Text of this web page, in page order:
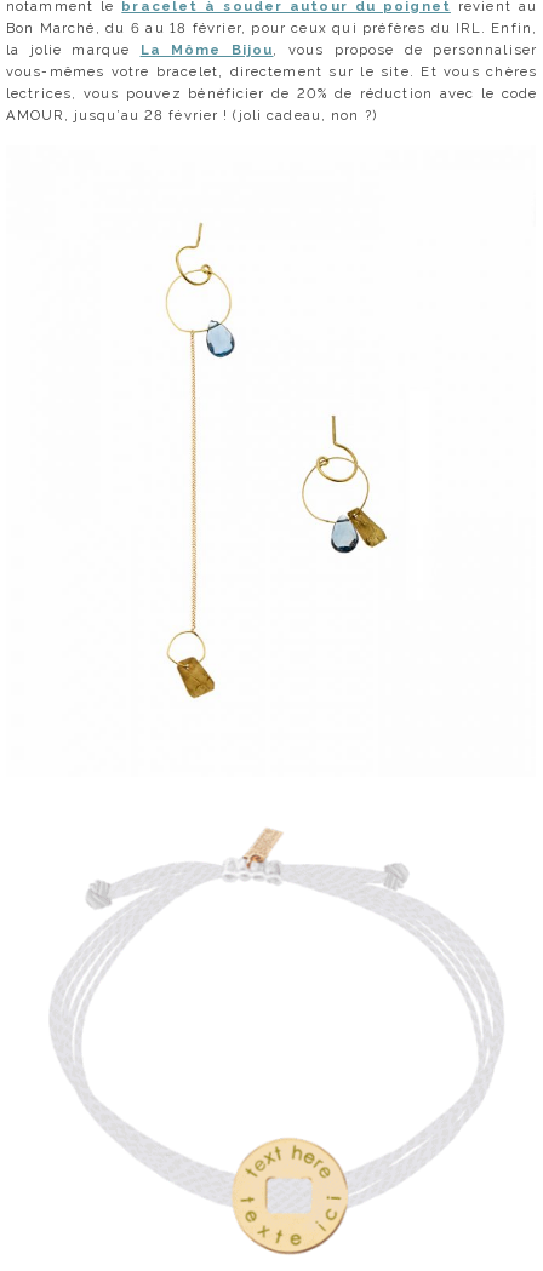
notamment le bracelet à souder autour du poignet
revient au
Bon Marché, du 6 au 18 février, pour ceux qui préfères du IRL. Enfin,
la jolie marque
La Môme Bijou
, vous propose de personnaliser
vous-mêmes votre bracelet, directement sur le site. Et vous chères
lectrices, vous pouvez bénéficier de 20% de réduction avec le code
AMOUR, jusqu’au 28 février ! (joli cadeau, non ?)